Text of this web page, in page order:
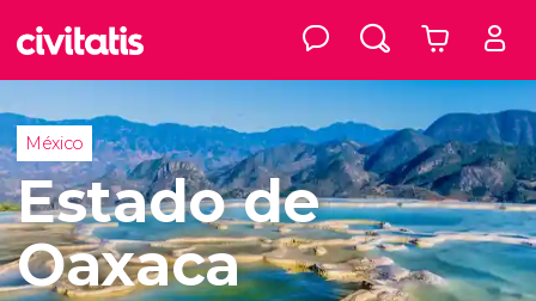
México
Estado de
Oaxaca